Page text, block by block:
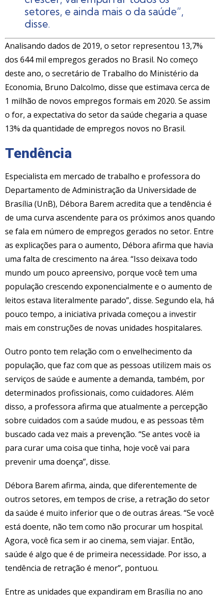
setores, e ainda mais o da saúde”,
disse.
Analisando dados de 2019, o setor representou 13,7%
dos 644 mil empregos gerados no Brasil. No começo
deste ano, o secretário de Trabalho do Ministério da
Economia, Bruno Dalcolmo, disse que estimava cerca de
1 milhão de novos empregos formais em 2020. Se assim
o for, a expectativa do setor da saúde chegaria a quase
13% da quantidade de empregos novos no Brasil.
Tendência
Especialista em mercado de trabalho e professora do
Departamento de Administração da Universidade de
Brasília (UnB), Débora Barem acredita que a tendência é
de uma curva ascendente para os próximos anos quando
se fala em número de empregos gerados no setor. Entre
as explicações para o aumento, Débora afirma que havia
uma falta de crescimento na área. “Isso deixava todo
mundo um pouco apreensivo, porque você tem uma
população crescendo exponencialmente e o aumento de
leitos estava literalmente parado”, disse. Segundo ela, há
pouco tempo, a iniciativa privada começou a investir
mais em construções de novas unidades hospitalares.
Outro ponto tem relação com o envelhecimento da
população, que faz com que as pessoas utilizem mais os
serviços de saúde e aumente a demanda, também, por
determinados profissionais, como cuidadores. Além
disso, a professora afirma que atualmente a percepção
sobre cuidados com a saúde mudou, e as pessoas têm
buscado cada vez mais a prevenção. “Se antes você ia
para curar uma coisa que tinha, hoje você vai para
prevenir uma doença”, disse.
Débora Barem afirma, ainda, que diferentemente de
outros setores, em tempos de crise, a retração do setor
da saúde é muito inferior que o de outras áreas. “Se você
está doente, não tem como não procurar um hospital.
Agora, você fica sem ir ao cinema, sem viajar. Então,
saúde é algo que é de primeira necessidade. Por isso, a
tendência de retração é menor”, pontuou.
Entre as unidades que expandiram em Brasília no ano